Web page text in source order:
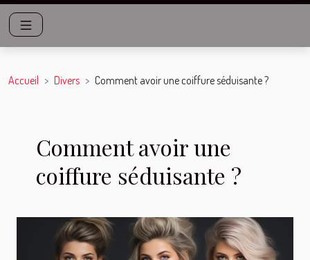
Accueil Divers Comment avoir une coiffure séduisante ?
Comment avoir une
coiffure séduisante ?